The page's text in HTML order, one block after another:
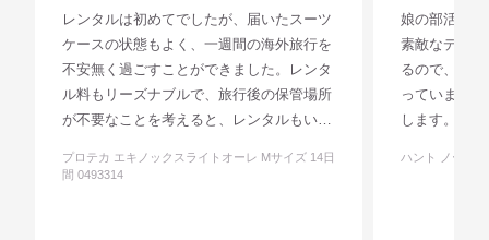
レンタルは初めてでしたが、届いたスーツ
ケースの状態もよく、一週間の海外旅行を
不安無く過ごすことができました。レンタ
ル料もリーズナブルで、旅行後の保管場所
が不要なことを考えると、レンタルもいい
プロテカ エキノックスライトオーレ Mサイズ 14日
間 0493314
娘の部活の
素敵なデザ
るので、次
っています
します。
ハント ノート